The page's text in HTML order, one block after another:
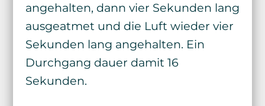
angehalten, dann vier Sekunden lang
ausgeatmet und die Luft wieder vier
Sekunden lang angehalten. Ein
Durchgang dauer damit 16
Sekunden.